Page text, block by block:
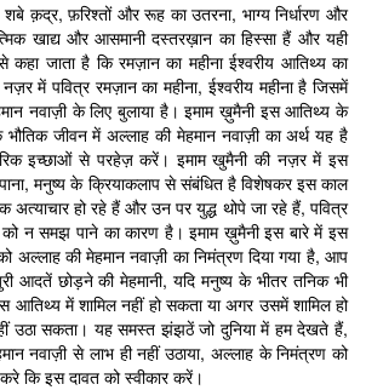
क़द्र, फ़रिश्तों और रूह का उतरना, भाग्य निर्धारण और
खाद्य और आसमानी दस्तरख़ान का हिस्सा हैं और यही
जाता है कि रमज़ान का महीना ईश्वरीय आतिथ्य का
में पवित्र रमज़ान का महीना, ईश्वरीय महीना है जिसमें
नवाज़ी के लिए बुलाया है। इमाम ख़ुमैनी इस आतिथ्य के
जीवन में अल्लाह की मेहमान नवाज़ी का अर्थ यह है
इच्छाओं से परहेज़ करें। इमाम खुमैनी की नज़र में इस
मनुष्य के क्रियाकलाप से संबंधित है विशेषकर इस काल
अत्याचार हो रहे हैं और उन पर युद्ध थोपे जा रहे हैं, पवित्र
न समझ पाने का कारण है। इमाम ख़ुमैनी इस बारे में इस
की मेहमान नवाज़ी का निमंत्रण दिया गया है, आप
आदतें छोड़ने की मेहमानी, यदि मनुष्य के भीतर तनिक भी
आतिथ्य में शामिल नहीं हो सकता या अगर उसमें शामिल हो
उठा सकता। यह समस्त झंझठें जो दुनिया में हम देखते हैं,
नवाज़ी से लाभ ही नहीं उठाया, अल्लाह के निमंत्रण को
कि इस दावत को स्वीकार करें।